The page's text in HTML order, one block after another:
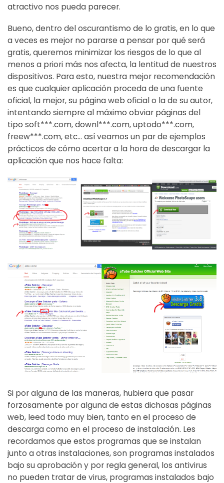
atractivo nos pueda parecer.
Bueno, dentro del oscurantismo de lo gratis, en lo que
a veces es mejor no pararse a pensar por qué será
gratis, queremos minimizar los riesgos de lo que al
menos a priori más nos afecta, la lentitud de nuestros
dispositivos. Para esto, nuestra mejor recomendación
es que cualquier aplicación proceda de una fuente
oficial, la mejor, su página web oficial o la de su autor,
intentando siempre al máximo obviar páginas del
tipo soft***.com, downl***.com, uptodo***.com,
freew***.com, etc… así veamos un par de ejemplos
prácticos de cómo acertar a la hora de descargar la
aplicación que nos hace falta:
Si por alguna de las maneras, hubiera que pasar
forzosamente por alguna de estas dichosas páginas
web, leed todo muy bien, tanto en el proceso de
descarga como en el proceso de instalación. Les
recordamos que estos programas que se instalan
junto a otras instalaciones, son programas instalados
bajo su aprobación y por regla general, los antivirus
no pueden tratar de virus, programas instalados bajo